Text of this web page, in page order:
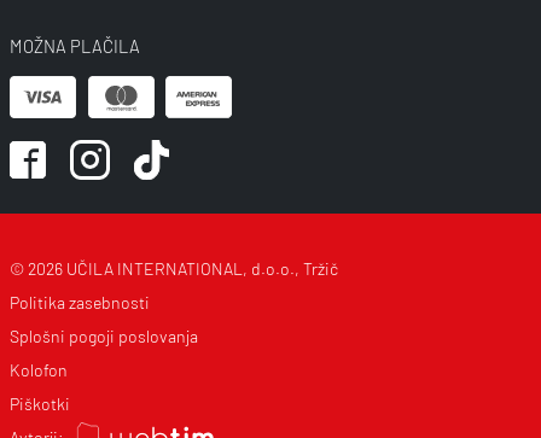
MOŽNA PLAČILA
© 2026 UČILA INTERNATIONAL, d.o.o., Tržič
Politika zasebnosti
Splošni pogoji poslovanja
Kolofon
Piškotki